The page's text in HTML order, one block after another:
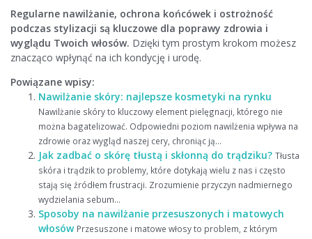
Regularne nawilżanie, ochrona końcówek i ostrożność
podczas stylizacji są kluczowe dla poprawy zdrowia i
wyglądu Twoich włosów. Dzięki tym prostym krokom możesz
znacząco wpłynąć na ich kondycję i urodę.
Powiązane wpisy:
Nawilżanie skóry: najlepsze kosmetyki na rynku
Nawilżanie skóry to kluczowy element pielęgnacji, którego nie
można bagatelizować. Odpowiedni poziom nawilżenia wpływa na
zdrowie oraz wygląd naszej cery, chroniąc ją...
Jak zadbać o skórę tłustą i skłonną do trądziku? Tłusta
skóra i trądzik to problemy, które dotykają wielu z nas i często
stają się źródłem frustracji. Zrozumienie przyczyn nadmiernego
wydzielania sebum...
Sposoby na nawilżanie przesuszonych i matowych
włosów Przesuszone i matowe włosy to problem, z którym